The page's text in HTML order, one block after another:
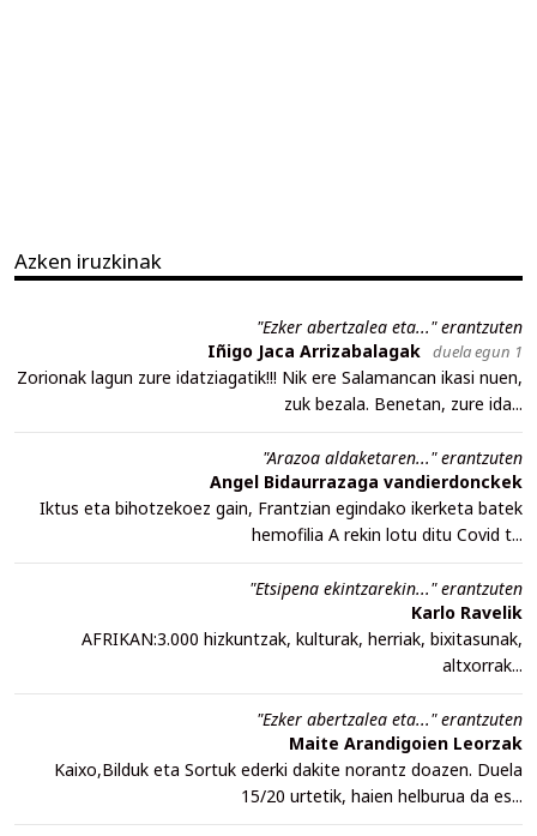
Azken iruzkinak
"Ezker abertzalea eta..." erantzuten
Iñigo Jaca Arrizabalagak duela egun 1
Zorionak lagun zure idatziagatik!!! Nik ere Salamancan ikasi nuen,
zuk bezala. Benetan, zure ida...
"Arazoa aldaketaren..." erantzuten
Angel Bidaurrazaga vandierdonckek
Iktus eta bihotzekoez gain, Frantzian egindako ikerketa batek
hemofilia A rekin lotu ditu Covid t...
"Etsipena ekintzarekin..." erantzuten
Karlo Ravelik
AFRIKAN:3.000 hizkuntzak, kulturak, herriak, bixitasunak,
altxorrak...
"Ezker abertzalea eta..." erantzuten
Maite Arandigoien Leorzak
Kaixo,Bilduk eta Sortuk ederki dakite norantz doazen. Duela
15/20 urtetik, haien helburua da es...